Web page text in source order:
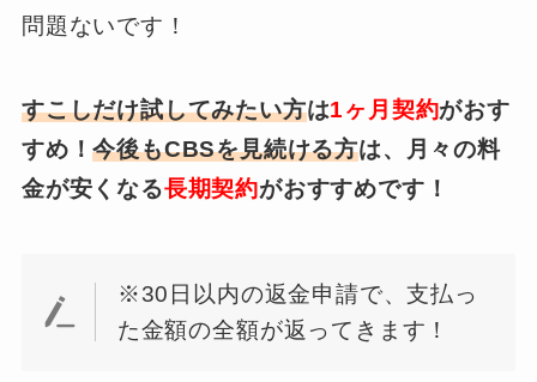
問題ないです！
すこしだけ試してみたい方は1ヶ月契約がおす
すめ！今後もCBSを見続ける方は、月々の料
金が安くなる長期契約がおすすめです！
※30日以内の返金申請で、支払っ
た金額の全額が返ってきます！